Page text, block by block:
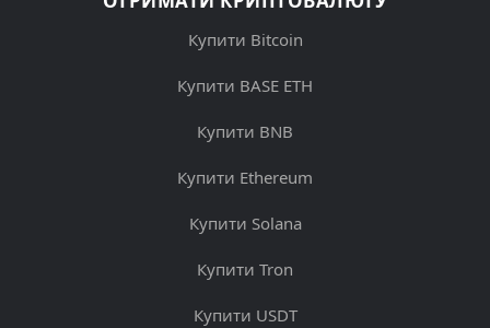
Купити Bitcoin
Купити BASE ETH
Купити BNB
Купити Ethereum
Купити Solana
Купити Tron
Купити USDT